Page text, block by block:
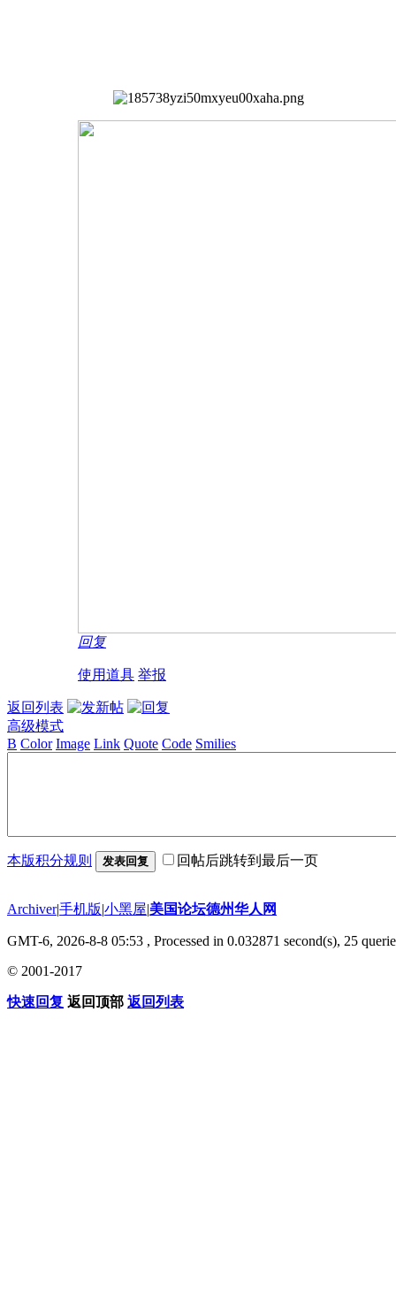
回复
使用道具 举报
返回列表
高级模式
B Color Image Link Quote Code Smilies
本版积分规则 发表回复 回帖后跳转到最后一页
Archiver|手机版|小黑屋|美国论坛德州华人网
GMT-6, 2026-8-8 05:53 , Processed in 0.032871 second(s), 25
© 2001-2017
快速回复 返回顶部 返回列表